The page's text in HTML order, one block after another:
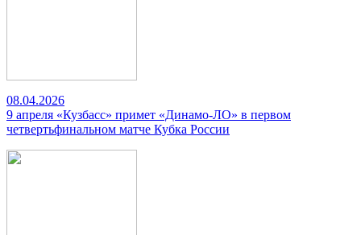
08.04.2026
9 апреля «Кузбасс» примет «Динамо-ЛО» в первом
четвертьфинальном матче Кубка России